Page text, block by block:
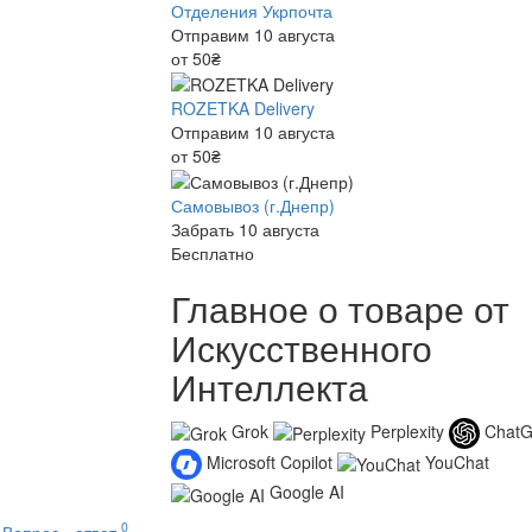
Отделения Укрпочта
Отправим 10 августа
от 50₴
ROZETKA Delivery
Отправим 10 августа
от 50₴
Самовывоз (г.Днепр)
Забрать 10 августа
Бесплатно
Главное о товаре от
Искусственного
Интеллекта
Grok Perplexity
Microsoft Copilot
YouChat
Google AI
0